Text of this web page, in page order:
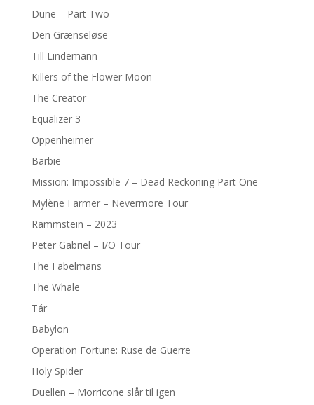
Dune – Part Two
Den Grænseløse
Till Lindemann
Killers of the Flower Moon
The Creator
Equalizer 3
Oppenheimer
Barbie
Mission: Impossible 7 – Dead Reckoning Part One
Mylène Farmer – Nevermore Tour
Rammstein – 2023
Peter Gabriel – I/O Tour
The Fabelmans
The Whale
Tár
Babylon
Operation Fortune: Ruse de Guerre
Holy Spider
Duellen – Morricone slår til igen